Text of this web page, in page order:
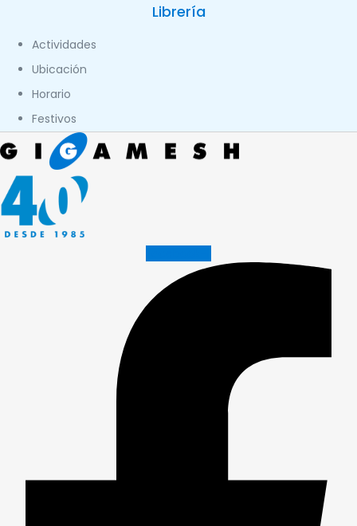
Librería
Actividades
Ubicación
Horario
Festivos